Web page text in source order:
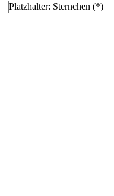
Platzhalter: Sternchen (*)